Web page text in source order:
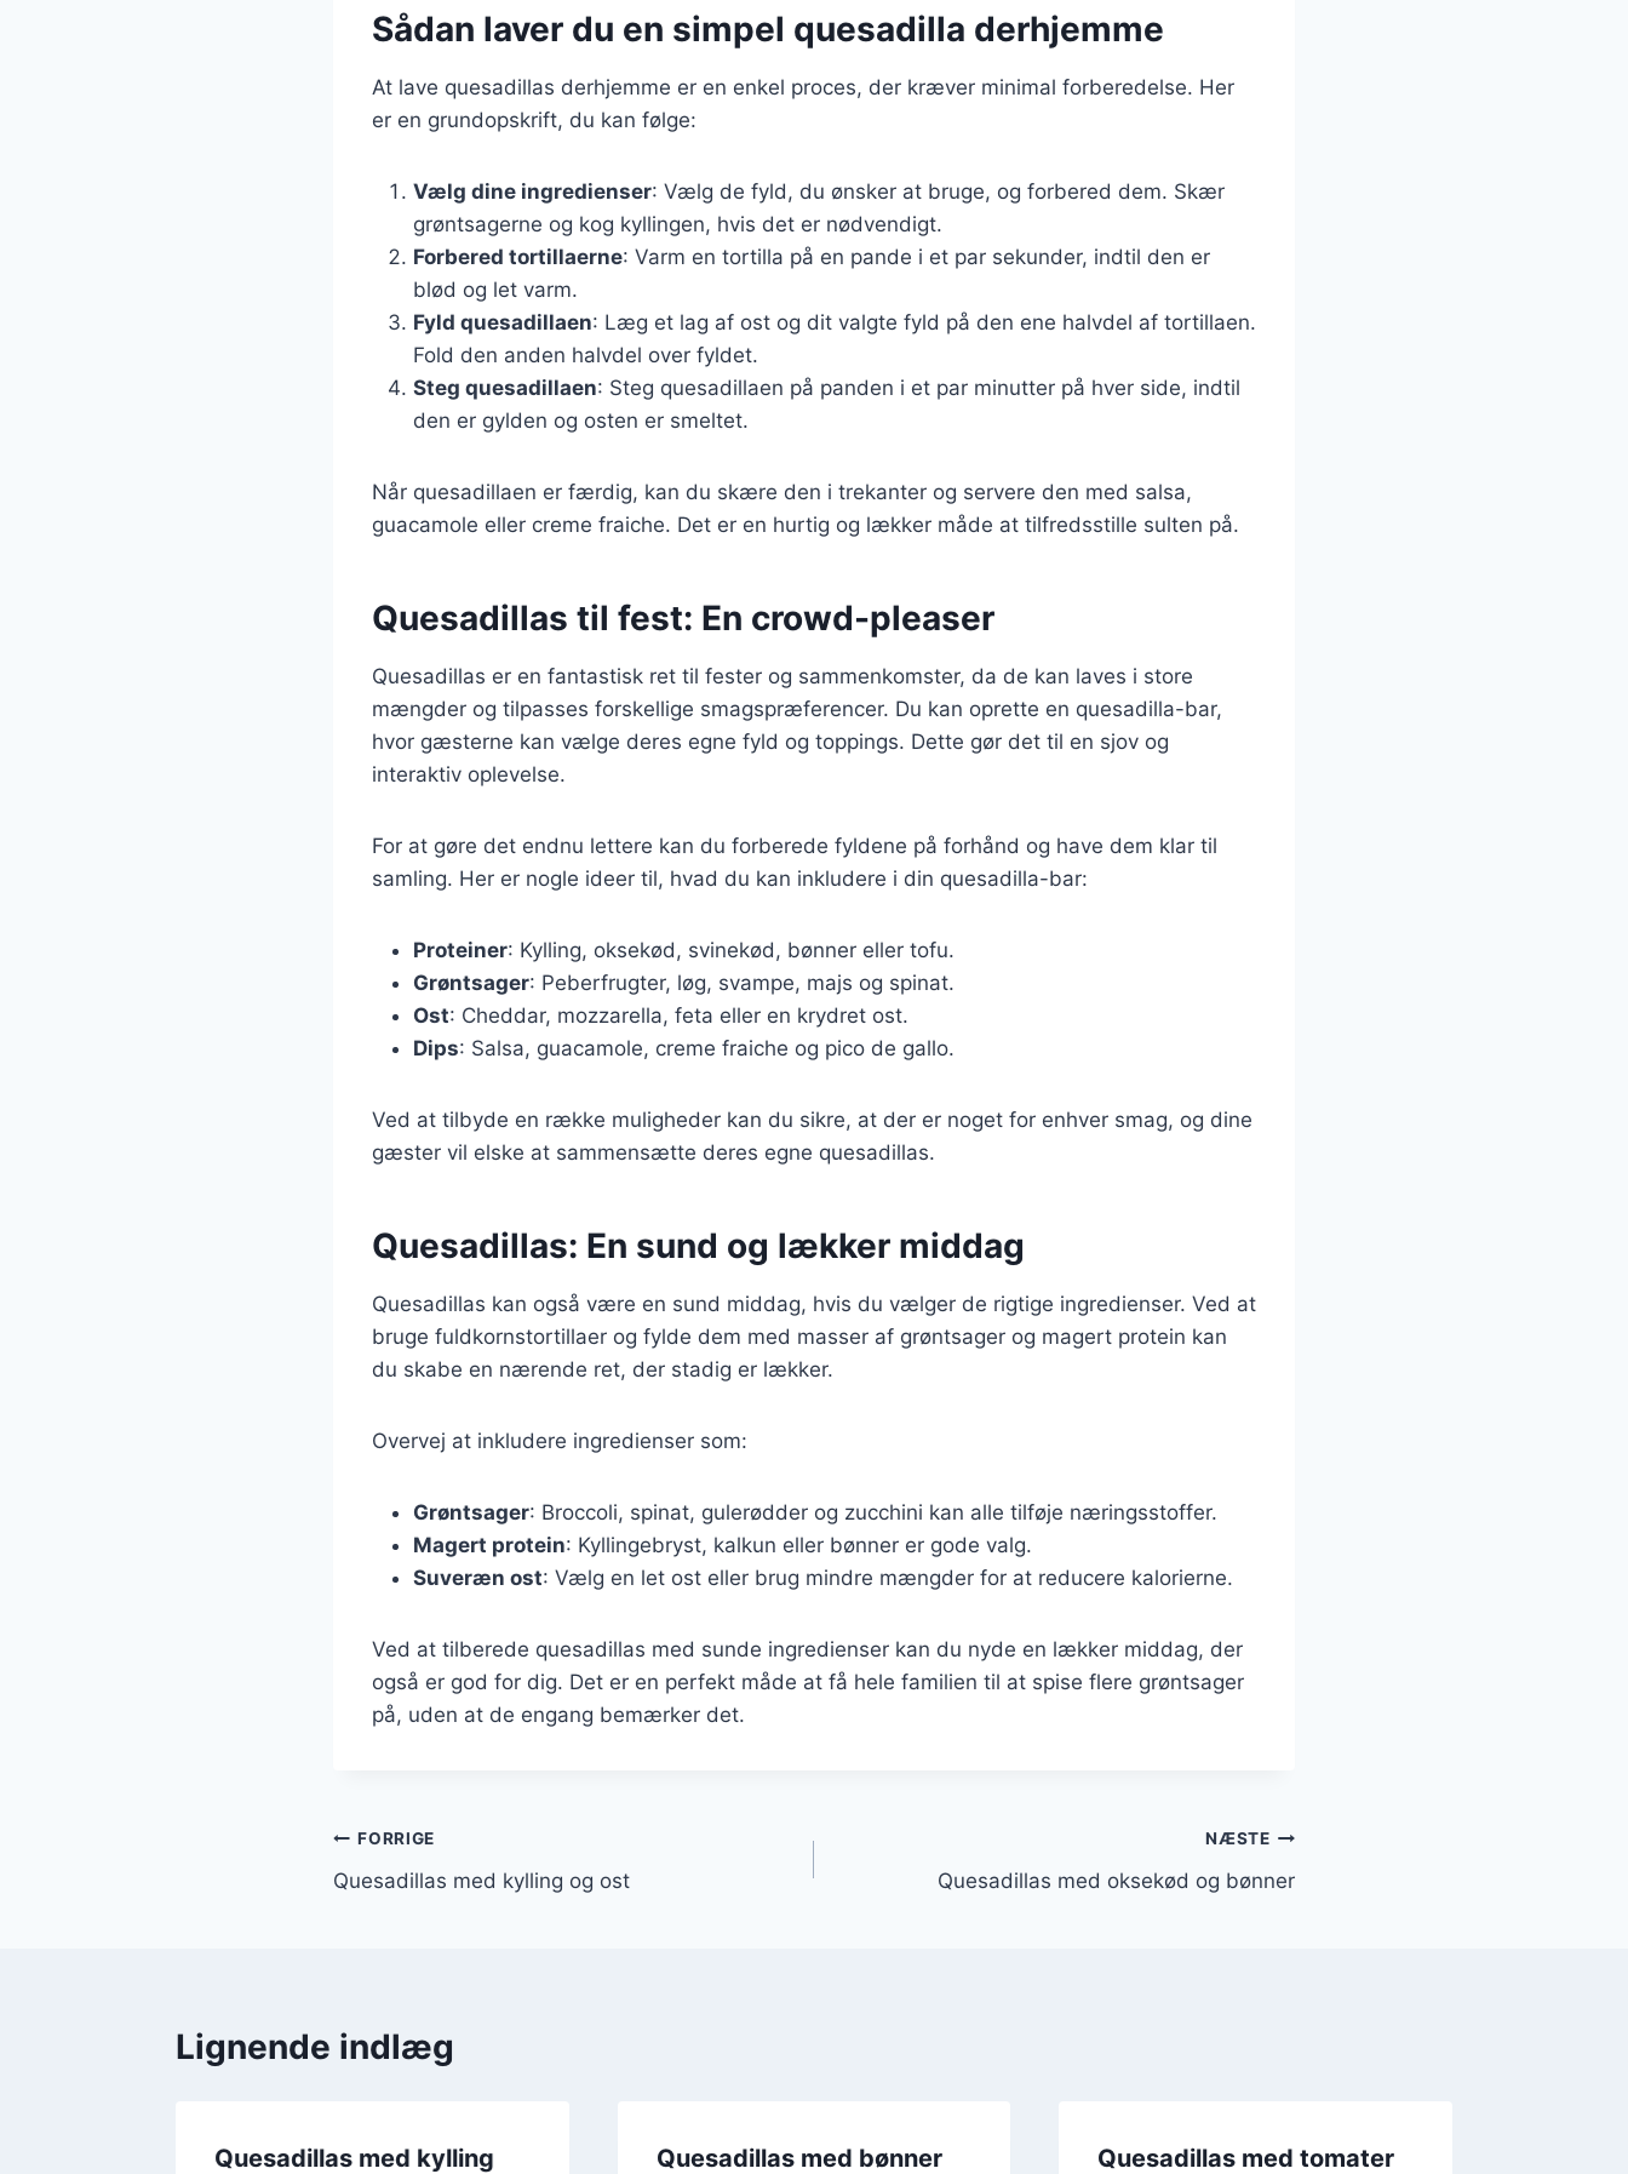
Sådan laver du en simpel quesadilla derhjemme
At lave quesadillas derhjemme er en enkel proces, der kræver minimal forberedelse. Her
er en grundopskrift, du kan følge:
Vælg dine ingredienser: Vælg de fyld, du ønsker at bruge, og forbered dem. Skær
grøntsagerne og kog kyllingen, hvis det er nødvendigt.
Forbered tortillaerne: Varm en tortilla på en pande i et par sekunder, indtil den er
blød og let varm.
Fyld quesadillaen: Læg et lag af ost og dit valgte fyld på den ene halvdel af tortillaen.
Fold den anden halvdel over fyldet.
Steg quesadillaen: Steg quesadillaen på panden i et par minutter på hver side, indtil
den er gylden og osten er smeltet.
Når quesadillaen er færdig, kan du skære den i trekanter og servere den med salsa,
guacamole eller creme fraiche. Det er en hurtig og lækker måde at tilfredsstille sulten på.
Quesadillas til fest: En crowd-pleaser
Quesadillas er en fantastisk ret til fester og sammenkomster, da de kan laves i store
mængder og tilpasses forskellige smagspræferencer. Du kan oprette en quesadilla-bar,
hvor gæsterne kan vælge deres egne fyld og toppings. Dette gør det til en sjov og
interaktiv oplevelse.
For at gøre det endnu lettere kan du forberede fyldene på forhånd og have dem klar til
samling. Her er nogle ideer til, hvad du kan inkludere i din quesadilla-bar:
Proteiner: Kylling, oksekød, svinekød, bønner eller tofu.
Grøntsager: Peberfrugter, løg, svampe, majs og spinat.
Ost: Cheddar, mozzarella, feta eller en krydret ost.
Dips: Salsa, guacamole, creme fraiche og pico de gallo.
Ved at tilbyde en række muligheder kan du sikre, at der er noget for enhver smag, og dine
gæster vil elske at sammensætte deres egne quesadillas.
Quesadillas: En sund og lækker middag
Quesadillas kan også være en sund middag, hvis du vælger de rigtige ingredienser. Ved at
bruge fuldkornstortillaer og fylde dem med masser af grøntsager og magert protein kan
du skabe en nærende ret, der stadig er lækker.
Overvej at inkludere ingredienser som:
Grøntsager: Broccoli, spinat, gulerødder og zucchini kan alle tilføje næringsstoffer.
Magert protein: Kyllingebryst, kalkun eller bønner er gode valg.
Suveræn ost: Vælg en let ost eller brug mindre mængder for at reducere kalorierne.
Ved at tilberede quesadillas med sunde ingredienser kan du nyde en lækker middag, der
også er god for dig. Det er en perfekt måde at få hele familien til at spise flere grøntsager
på, uden at de engang bemærker det.
Indlægsnavigation
FORRIGE
Quesadillas med kylling og ost
NÆSTE
Quesadillas med oksekød og bønner
Lignende indlæg
Quesadillas med kylling Quesadillas med bønner Quesadillas med tomater